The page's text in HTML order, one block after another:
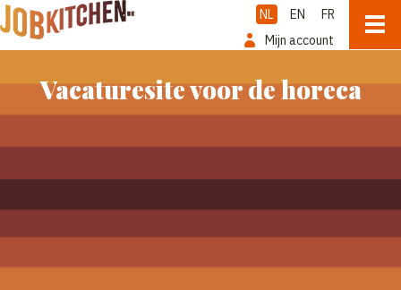
NL EN
FR
Mijn account
Vacaturesite voor de horeca